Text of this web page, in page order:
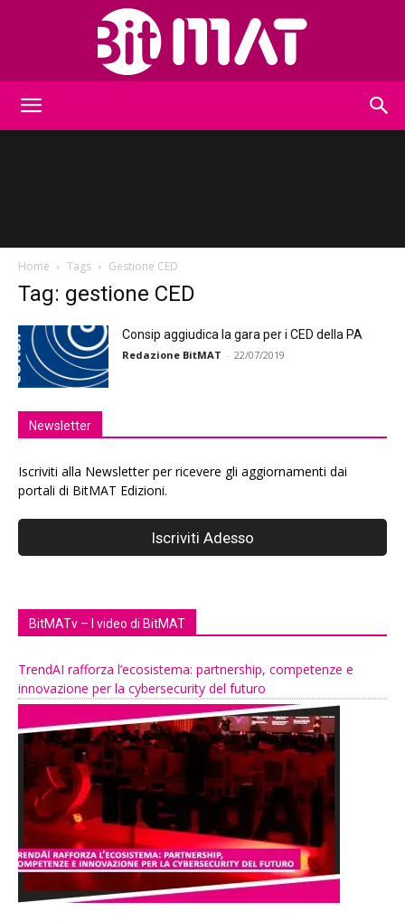
Home Tags Gestione CED
Tag: gestione CED
Consip aggiudica la gara per i CED della PA
Redazione BitMAT - 22/07/2019
Newsletter
Iscriviti alla Newsletter per ricevere gli aggiornamenti dai
portali di BitMAT Edizioni.
BitMATv – I video di BitMAT
TrendAI rafforza l’ecosistema: partnership, competenze e
innovazione per la cybersecurity del futuro